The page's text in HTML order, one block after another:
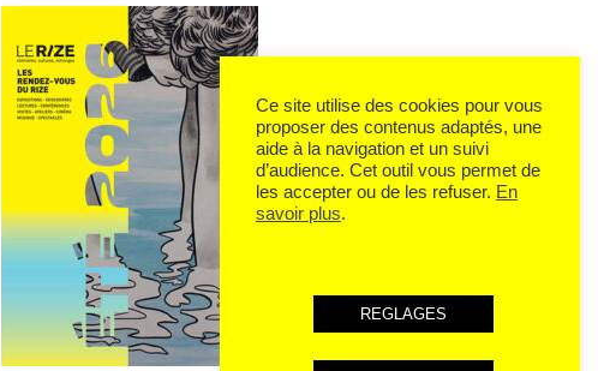
Ce site utilise des cookies pour vous
proposer des contenus adaptés, une
aide à la navigation et un suivi
d’audience. Cet outil vous permet de
les accepter ou de les refuser. En
savoir plus.
REGLAGES